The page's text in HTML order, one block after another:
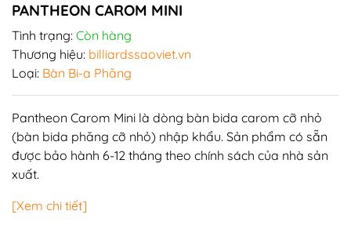
PANTHEON CAROM MINI
Tình trạng: Còn hàng
Thương hiệu: billiardssaoviet.vn
Loại: Bàn Bi-a Phăng
Pantheon Carom Mini là dòng bàn bida carom cỡ nhỏ
(bàn bida phăng cỡ nhỏ) nhập khẩu. Sản phẩm có sẵn
được bảo hành 6-12 tháng theo chính sách của nhà sản
xuất.
[Xem chi tiết]